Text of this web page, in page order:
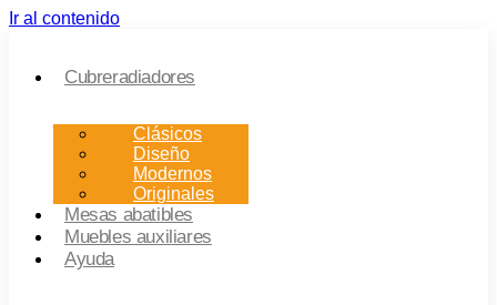
Ir al contenido
Cubreradiadores
Clásicos
Diseño
Modernos
Originales
Mesas abatibles
Muebles auxiliares
Ayuda